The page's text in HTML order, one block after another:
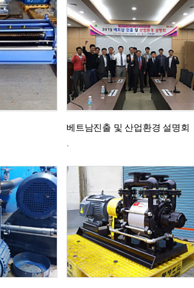
베트남진출 및 산업환경 설명회
.